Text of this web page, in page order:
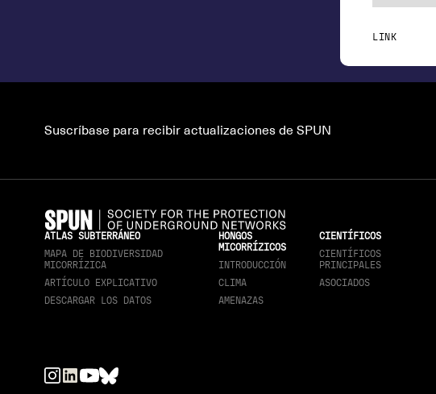
LINK
Suscríbase para recibir actualizaciones de SPUN
ATLAS SUBTERRÁNEO
MAPA DE BIODIVERSIDAD
MICORRÍZICA
ARTÍCULO EXPLICATIVO
DESCARGAR LOS DATOS
HONGOS
MICORRÍZICOS
INTRODUCCIÓN
CLIMA
AMENAZAS
CIENTÍFICOS
CIENTÍFICOS
PRINCIPALES
ASOCIADOS